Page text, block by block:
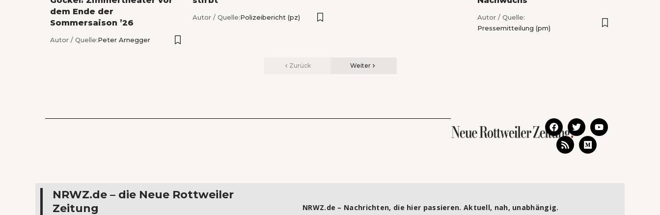
dem Ende der
Sommersaison ’26
Autor / Quelle:Peter Arnegger
Autor / Quelle:Polizeibericht (pz)
Autor / Quelle:
Pressemitteilung (pm)
Zurück Weiter
NRWZ.de – die Neue Rottweiler
Zeitung
NRWZ.de – Nachrichten, die hier passieren. Aktuell, nah, unabhängig.